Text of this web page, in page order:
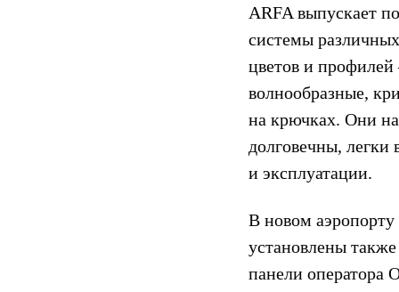
ARFA выпускает
системы
цветов и
волнообразные,
на крючках. Они
долговечны, легки
и эксплуатации.
В новом
установлены
панели оператора